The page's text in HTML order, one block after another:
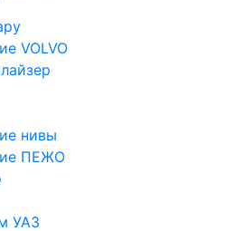
VOLVO
нивы
ПЕЖО
УАЗ